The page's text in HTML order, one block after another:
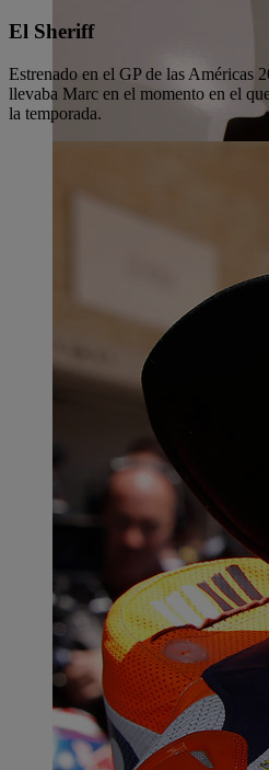
El Sheriff
Estrenado en el GP de las Américas
llevaba Marc en el momento en el
la temporada.